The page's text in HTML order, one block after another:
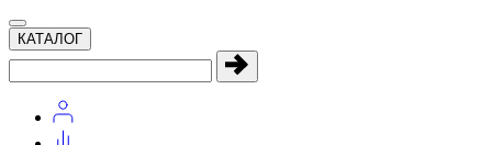
КАТАЛОГ